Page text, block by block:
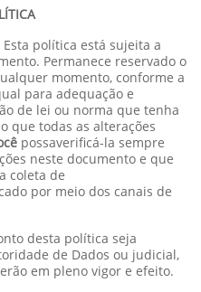
Esta política está sujeita a
Permanece reservado o
momento, conforme a
para adequação e
de lei ou norma que tenha
que todas as alterações
possaverificá-la sempre
neste documento e que
coleta de
por meio dos canais de
desta política seja
de Dados ou judicial,
em pleno vigor e efeito.